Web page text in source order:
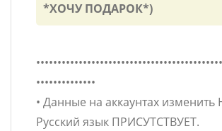
*ХОЧУ ПОДАРОК*)
••••••••••••••
• Данные на аккаунтах изменить
Русский язык ПРИСУТСТВУЕТ.